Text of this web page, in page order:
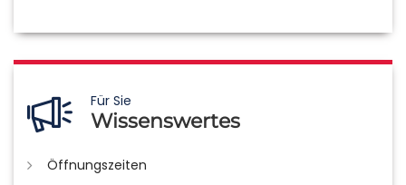
Für Sie
Wissenswertes
Öffnungszeiten